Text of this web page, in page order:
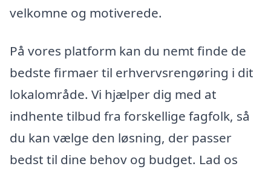
velkomne og motiverede.
På vores platform kan du nemt finde de
bedste firmaer til erhvervsrengøring i dit
lokalområde. Vi hjælper dig med at
indhente tilbud fra forskellige fagfolk, så
du kan vælge den løsning, der passer
bedst til dine behov og budget. Lad os